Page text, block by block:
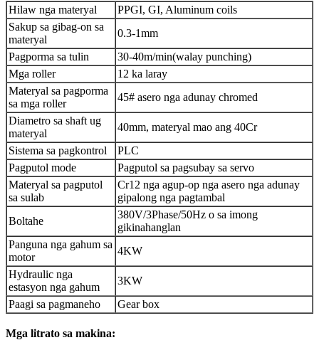
Hilaw nga materyal
PPGI, GI, Aluminum coils
Sakup sa gibag-on sa
materyal
0.3-1mm
Pagporma sa tulin
30-40m/min(walay punching)
Mga roller
12 ka laray
Materyal sa pagporma
sa mga roller
45# asero nga adunay chromed
Diametro sa shaft ug
materyal
40mm, materyal mao ang 40Cr
Sistema sa pagkontrol
PLC
Pagputol mode
Pagputol sa pagsubay sa servo
Materyal sa pagputol
sa sulab
Cr12 nga agup-op nga asero nga adunay
gipalong nga pagtambal
Boltahe
380V/3Phase/50Hz o sa imong
gikinahanglan
Panguna nga gahum sa
motor
4KW
Hydraulic nga
estasyon nga gahum
3KW
Paagi sa pagmaneho
Gear box
Mga litrato sa makina: